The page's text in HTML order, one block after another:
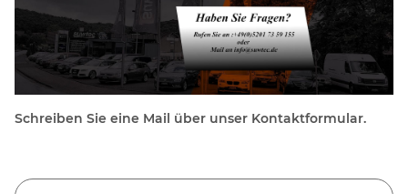
Schreiben Sie eine Mail über unser Kontaktformular.